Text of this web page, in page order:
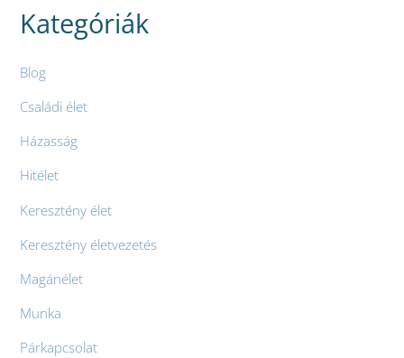
Kategóriák
Blog
Családi élet
Házasság
Hitélet
Keresztény élet
Keresztény életvezetés
Magánélet
Munka
Párkapcsolat